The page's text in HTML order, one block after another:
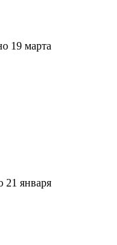
19 марта
21 января